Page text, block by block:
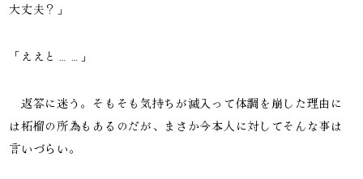
大丈夫？」
「ええと……」
返答に迷う。そもそも気持ちが滅入って体調を崩した理由に
は柘榴の所為もあるのだが、まさか今本人に対してそんな事は
言いづらい。